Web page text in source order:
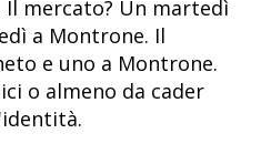
mercato? Un martedì
a Montrone. Il
e uno a Montrone.
o almeno da cader